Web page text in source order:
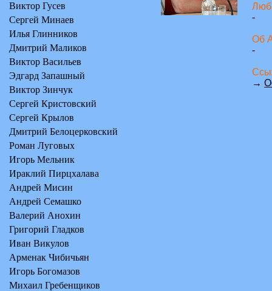
Виктор Гусев
Сергей Минаев
Илья Глинников
Дмитрий Маликов
Виктор Васильев
Эдгард Запашный
Виктор Зинчук
Сергей Кристовский
Сергей Крылов
Дмитрий Белоцерковский
Роман Луговых
Игорь Мельник
Ираклий Пирцхалава
Андрей Мисин
Андрей Семашко
Валерий Анохин
Григорий Гладков
Иван Викулов
Арменак Чибичьян
Игорь Богомазов
Михаил Гребенщиков
-
Об
-
→